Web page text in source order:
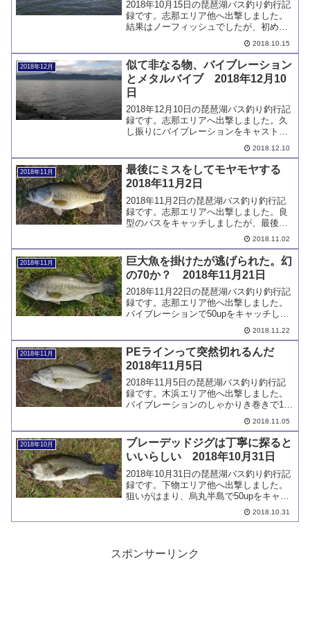
2018年10月15日の琵琶湖バス釣り釣行記
録です。志那エリア他へ出撃しました。
結果はノーフィッシュでしたが、初めて
ブレーデッドジグで、バスを掛けること
2018.10.15
2018年12月
似て非なる物、バイブレーション
とメタルバイブ 2018年12月10
日
2018年12月10日の琵琶湖バス釣り釣行記
録です。志那エリアへ出撃しました。久
し振りにバイブレーションをキャストし
て、バスの反応を確認しました。その
後、メタルバイブをキャストして、バイ
ブレーションとの違いを実感しました。
2018.12.10
2018年11月
最後にミスをしてモヤモヤする
2018年11月2日
2018年11月2日の琵琶湖バス釣り釣行記
録です。志那エリアへ出撃しました。良
型のバスをキャッチしましたが、最後に
あわせをミスして、モヤモヤした日とな
2018.11.02
2018年11月
巨大魚を掛けたが逃げられた。幻
の70か？ 2018年11月21日
2018年11月22日の琵琶湖バス釣り釣行記
録です。志那エリア他へ出撃しました。
バイブレーションで50upをキャッチして
います。その後、正体不明の巨大魚を掛
けましたが、逃げられてしまいました。
2018.11.22
2018年11月
PEラインって突然切れるんだ
2018年11月5日
2018年11月5日の琵琶湖バス釣り釣行記
録です。木浜エリア他へ出撃しました。
バイブレーションのしゃかりき巻きで1匹
キャッチしましたが、PEラインが前触れ
もなく切れたことが衝撃でした。
2018.11.05
2018年10月
ブレーデッドジグは丁寧に探ると
いいらしい 2018年10月31日
2018年10月31日の琵琶湖バス釣り釣行記
録です。下物エリア他へ出撃しました。
狙いがはまり、烏丸半島で50upをキャッ
チすることに成功しました。今日はブレ
ークブレードで2匹キャッチしましたが、
2018.10.31
スポンサーリンク